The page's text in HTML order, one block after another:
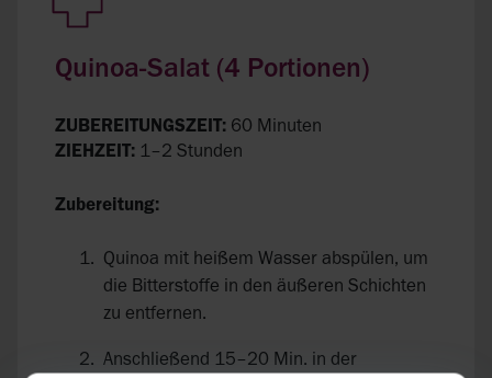
Quinoa-Salat (4 Portionen)
ZUBEREITUNGSZEIT: 60 Minuten
ZIEHZEIT: 1–2 Stunden
Zubereitung:
Quinoa mit heißem Wasser abspülen, um
die Bitterstoffe in den äußeren Schichten
zu entfernen.
Anschließend 15–20 Min. in der